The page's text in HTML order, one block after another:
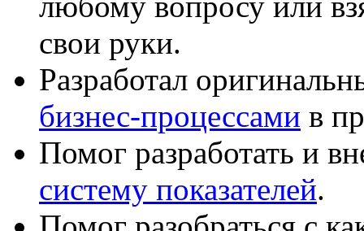
свои руки.
Разработал
бизнес-процессами в
Помог разработать и
систему показателей.